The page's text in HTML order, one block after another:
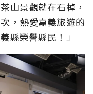
山景觀就在石棹，
，熱愛嘉義旅遊的
縣榮譽縣民！」